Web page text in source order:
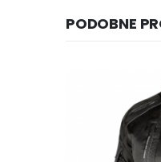
PODOBNE